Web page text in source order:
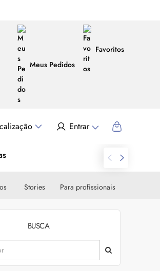
Meus Pedidos
Favoritos
Entrar
Stories
Para profissionais
BUSCA